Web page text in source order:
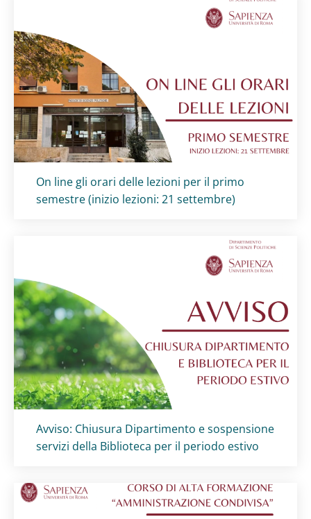
Titolo card:
On line gli orari delle lezioni per il primo
semestre (inizio lezioni: 21 settembre)
Titolo card:
Avviso: Chiusura Dipartimento e sospensione
servizi della Biblioteca per il periodo estivo